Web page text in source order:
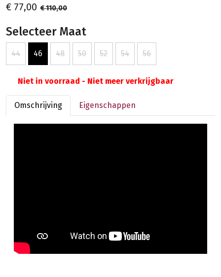
€ 77,00 € 110,00
Selecteer Maat
44 46 48 50 52 54 56
Niet in voorraad - Niet meer verkrijgbaar
Omschrijving Eigenschappen